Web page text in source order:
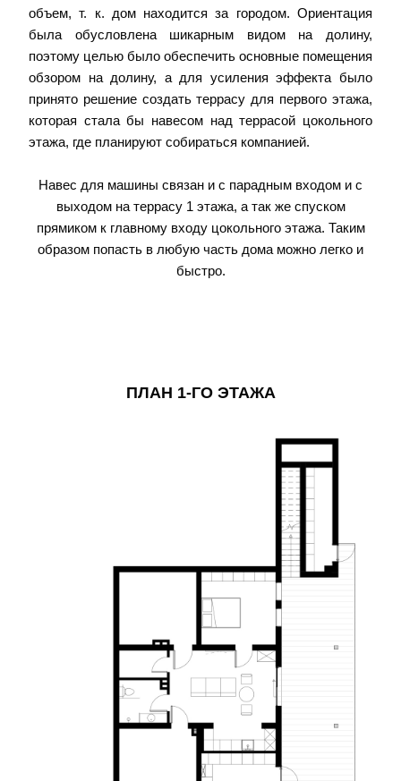
объем, т. к. дом находится за городом. Ориентация
была обусловлена шикарным видом на долину,
поэтому целью было обеспечить основные помещения
обзором на долину, а для усиления эффекта было
принято решение создать террасу для первого этажа,
которая стала бы навесом над террасой цокольного
этажа, где планируют собираться компанией.
Навес для машины связан и с парадным входом и с
выходом на террасу 1 этажа, а так же спуском
прямиком к главному входу цокольного этажа. Таким
образом попасть в любую часть дома можно легко и
быстро.
ПЛАН 1-ГО ЭТАЖА